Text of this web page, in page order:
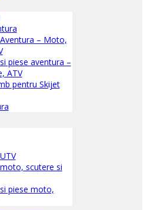
– Moto,
piese aventura –
ATV
pentru Skijet
scutere si
piese moto,